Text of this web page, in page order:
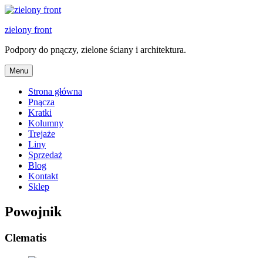
Skip
content
zielony front
Podpory do pnączy, zielone ściany i architektura.
Menu
Strona główna
Pnącza
Kratki
Kolumny
Trejaże
Liny
Sprzedaż
Blog
Kontakt
Sklep
Powojnik
Clematis